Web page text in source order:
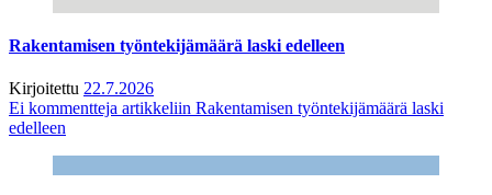
Rakentamisen työntekijämäärä laski edelleen
Kirjoitettu 22.7.2026
Ei kommentteja artikkeliin Rakentamisen työntekijämäärä laski
edelleen